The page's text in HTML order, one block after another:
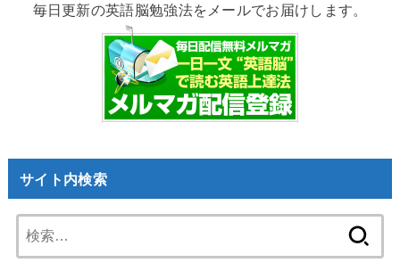
毎日更新の英語脳勉強法をメールでお届けします。
サイト内検索
索: